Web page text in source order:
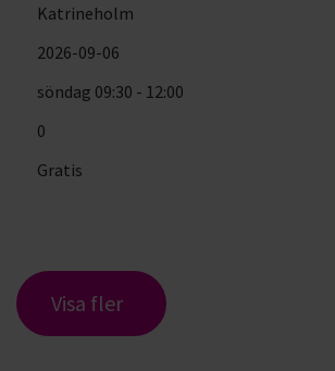
Katrineholm
2026-09-06
söndag 09:30 - 12:00
0
Gratis
Visa fler